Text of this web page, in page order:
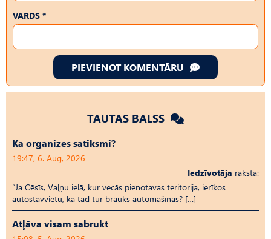
VĀRDS *
PIEVIENOT KOMENTĀRU
TAUTAS BALSS
Kā organizēs satiksmi?
19:47, 6. Aug, 2026
Iedzīvotāja raksta:
“Ja Cēsīs, Vaļņu ielā, kur vecās pienotavas teritorija, ierīkos
autostāvvietu, kā tad tur brauks automašīnas? […]
Atļāva visam sabrukt